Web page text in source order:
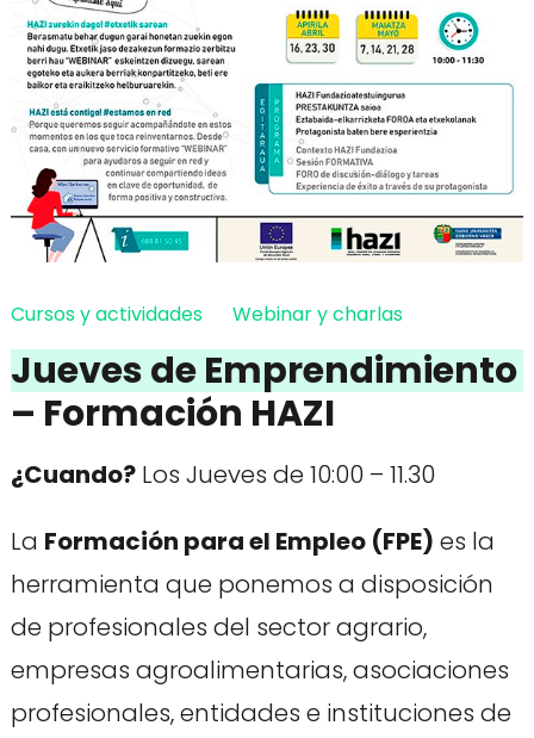
Cursos y actividades Webinar y charlas
Jueves de Emprendimiento
– Formación HAZI
¿Cuando?Los Jueves de 10:00 – 11.30
La Formación para el Empleo (FPE) es la
herramienta que ponemos a disposición
de profesionales del sector agrario,
empresas agroalimentarias, asociaciones
profesionales, entidades e instituciones de